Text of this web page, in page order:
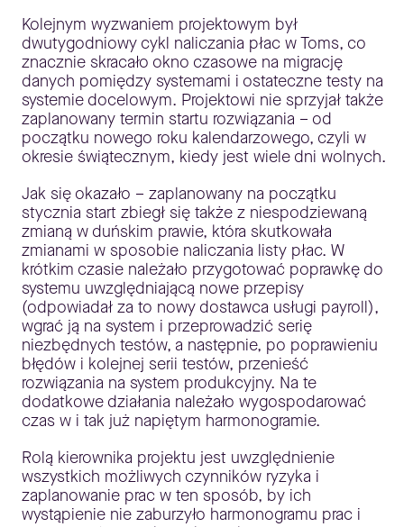
Kolejnym wyzwaniem projektowym był
dwutygodniowy cykl naliczania płac w Toms, co
znacznie skracało okno czasowe na migrację
danych pomiędzy systemami i ostateczne testy na
systemie docelowym. Projektowi nie sprzyjał także
zaplanowany termin startu rozwiązania – od
początku nowego roku kalendarzowego, czyli w
okresie świątecznym, kiedy jest wiele dni wolnych.
Jak się okazało – zaplanowany na początku
stycznia start zbiegł się także z niespodziewaną
zmianą w duńskim prawie, która skutkowała
zmianami w sposobie naliczania listy płac. W
krótkim czasie należało przygotować poprawkę do
systemu uwzględniającą nowe przepisy
(odpowiadał za to nowy dostawca usługi payroll),
wgrać ją na system i przeprowadzić serię
niezbędnych testów, a następnie, po poprawieniu
błędów i kolejnej serii testów, przenieść
rozwiązania na system produkcyjny. Na te
dodatkowe działania należało wygospodarować
czas w i tak już napiętym harmonogramie.
Rolą kierownika projektu jest uwzględnienie
wszystkich możliwych czynników ryzyka i
zaplanowanie prac w ten sposób, by ich
wystąpienie nie zaburzyło harmonogramu prac i